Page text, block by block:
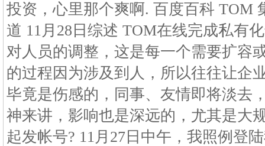
投资，心里那个爽啊. 百度百科 TOM
道 11月28日综述 TOM在线完成私有
对人员的调整，这是每一个需要扩容
的过程因为涉及到人，所以往往让企
毕竟是伤感的，同事、友情即将淡去
神来讲，影响也是深远的，尤其是大
起发帐号? 11月27日中午，我照例登